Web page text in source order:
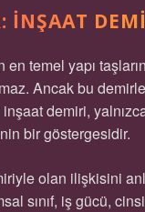
İNŞAAT
temel yapı
Ancak bu
inşaat demiri,
bir göstergesidir.
olan ilişkisini
sınıf, iş gücü,